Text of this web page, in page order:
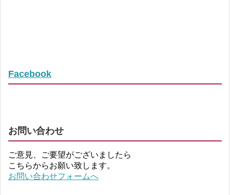
Facebook
お問い合わせ
ご意見、ご要望がございましたら
こちらからお願い致します。
お問い合わせフォームへ